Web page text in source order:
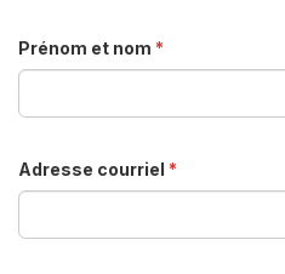
Prénom et nom *
Adresse courriel *